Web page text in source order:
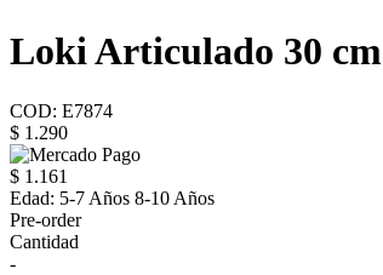
Loki Articulado 30 cm
COD: E7874
$ 1.290
$ 1.161
Edad: 5-7 Años 8-10 Años
Pre-order
Cantidad
-